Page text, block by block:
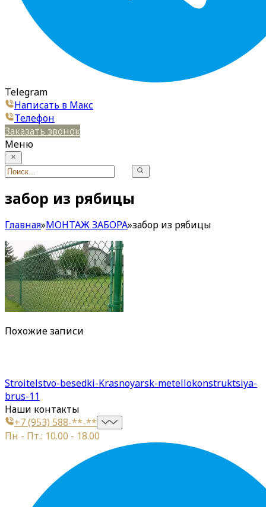
Telegram
Написать в Макс
Телефон
Заказать звонок
Меню
забор из рябицы
Главная»МОНТАЖ ЗАБОРА»забор из рябицы
Похожие записи
Stroitelstvo-besedki-Krasnoyarsk-metellokonstruktsiya-
brus-11
Наши контакты
+7 (953) 588-**-**
Пн - Пт.: 10.00 - 18.00